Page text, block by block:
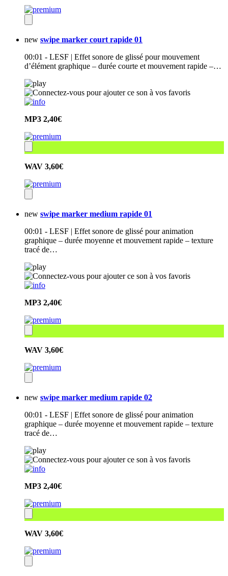
new swipe marker court rapide 01
00:01 - LESF | Effet sonore de glissé pour mouvement
d’élément graphique – durée courte et mouvement rapide –…
MP3 2,40€
WAV 3,60€
new swipe marker medium rapide 01
00:01 - LESF | Effet sonore de glissé pour animation
graphique – durée moyenne et mouvement rapide – texture
tracé de…
MP3 2,40€
WAV 3,60€
new swipe marker medium rapide 02
00:01 - LESF | Effet sonore de glissé pour animation
graphique – durée moyenne et mouvement rapide – texture
tracé de…
MP3 2,40€
WAV 3,60€